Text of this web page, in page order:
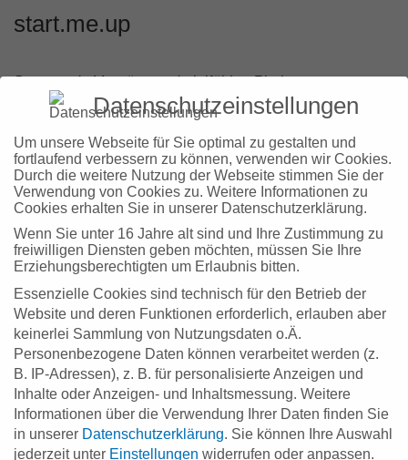
start.me.up
Spannende Vorträge und vielfältige Pitches von
Gründerinnen und Gründern aus der Region bot die
Veranstaltung start.me.up am 8. März 2019 in
Böblingen. Jürgen Münch, Experte für Entrepreneurship
und Innovation vom Herman Hollerith Zentrum, zeigte
eindrucksvoll auf, wie das ZD.BB Startups konkret bei
ihrer Entwicklung unterstützen kann. Insbesondere die
Nutzung der ZD.BB-Kreativlabore zur Entwicklung von
Geschäftsmodellen und das Testen von Ideen und
Prototypen stießen auf großes Interesse.
Veranstaltet wurde die start.me.up von den
Wirtschaftsförderern im Kreis Böblingen, gemeinsam
mit den Senioren der Wirtschaft e.V., der IHK
Bezirkskammer Böblingen, der Initiative für
Datenschutzeinstellungen
Um unsere Webseite für Sie optimal zu gestalten und
fortlaufend verbessern zu können, verwenden wir Cookies.
Durch die weitere Nutzung der Webseite stimmen Sie der
Verwendung von Cookies zu. Weitere Informationen zu
Cookies erhalten Sie in unserer Datenschutzerklärung.
Wenn Sie unter 16 Jahre alt sind und Ihre Zustimmung zu
freiwilligen Diensten geben möchten, müssen Sie Ihre
Erziehungsberechtigten um Erlaubnis bitten.
Essenzielle Cookies sind technisch für den Betrieb der
Website und deren Funktionen erforderlich, erlauben aber
keinerlei Sammlung von Nutzungsdaten o.Ä.
Personenbezogene Daten können verarbeitet werden (z.
B. IP-Adressen), z. B. für personalisierte Anzeigen und
Inhalte oder Anzeigen- und Inhaltsmessung. Weitere
Informationen über die Verwendung Ihrer Daten finden Sie
in unserer Datenschutzerklärung. Sie können Ihre Auswahl
jederzeit unter Einstellungen widerrufen oder anpassen.